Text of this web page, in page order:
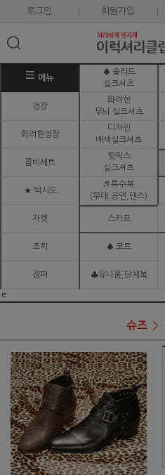
로그인 회원가입
메뉴
♠ 솔리드
실크셔츠
정장
화려한
무늬 실크셔츠
화려한정장
디자인
배색실크셔츠
콤비세트
핫픽스
실크셔츠
★ 턱시도
♬ 특수복
(무대.공연,댄스)
자켓 스카프
조끼 ♠ 코트
점퍼 ♣유니폼,단체복
ㅌ
슈즈